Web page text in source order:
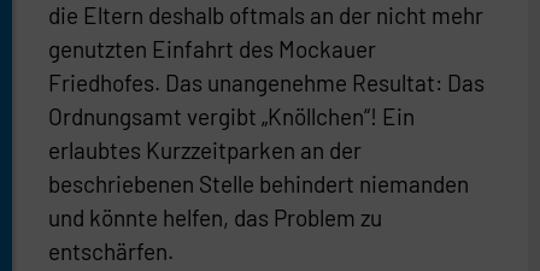
die Eltern deshalb oftmals an der nicht mehr
genutzten Einfahrt des Mockauer
Friedhofes. Das unangenehme Resultat: Das
Ordnungsamt vergibt „Knöllchen“! Ein
erlaubtes Kurzzeitparken an der
beschriebenen Stelle behindert niemanden
und könnte helfen, das Problem zu
entschärfen.